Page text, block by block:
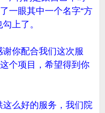
一眼其中一个名字“方
上了。
你配合我们这次服
个项目，希望得到你
么好的服务，我们院